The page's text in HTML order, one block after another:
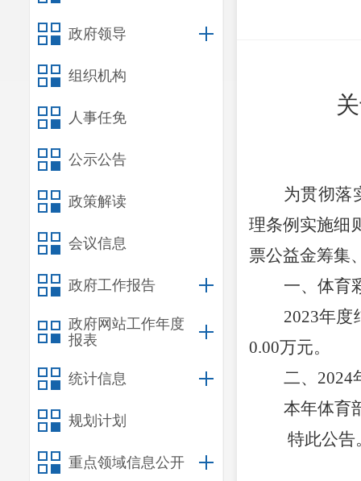
政府领导
组织机构
人事任免
公示公告
政策解读
会议信息
政府工作报告
政府网站工作年度
报表
统计信息
规划计划
重点领域信息公开
为贯彻落
理条例实施细
票公益金筹集
一、体育
2023年度
0.00万元。
二、 2024
本年体育
特此公告